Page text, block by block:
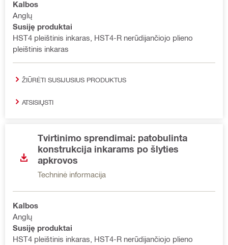
Kalbos
Anglų
Susiję produktai
HST4 pleištinis inkaras, HST4-R nerūdijančiojo plieno
pleištinis inkaras
ŽIŪRĖTI SUSIJUSIUS PRODUKTUS
ATSISIŲSTI
Tvirtinimo sprendimai: patobulinta
konstrukcija inkarams po šlyties
apkrovos
Techninė informacija
Kalbos
Anglų
Susiję produktai
HST4 pleištinis inkaras, HST4-R nerūdijančiojo plieno